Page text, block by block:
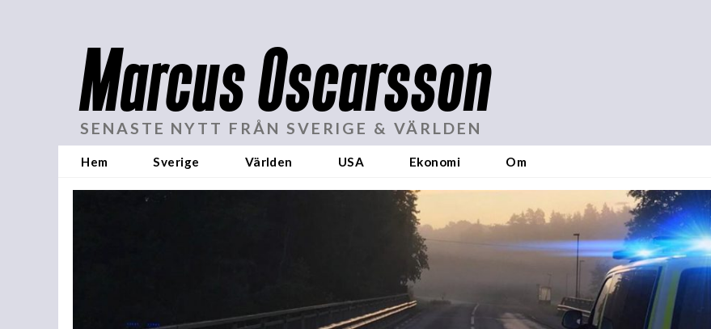
Marcus Oscarsson
SENASTE NYTT FRÅN SVERIGE & VÄRLDEN
Hem Sverige Världen USA Ekonomi Om